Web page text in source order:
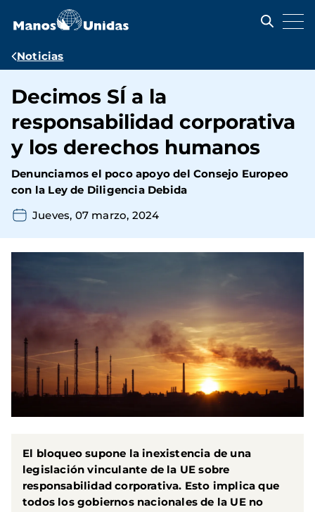
contenido
Ruta
navegación
Noticias
Decimos SÍ a la
responsabilidad corporativa
y los derechos humanos
Denunciamos el poco apoyo del Consejo Europeo
con la Ley de Diligencia Debida
Jueves, 07 marzo, 2024
El bloqueo supone la inexistencia de una
legislación vinculante de la UE sobre
responsabilidad corporativa. Esto implica que
todos los gobiernos nacionales de la UE no